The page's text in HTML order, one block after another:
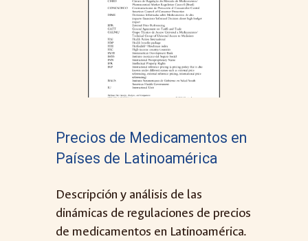
Precios de Medicamentos en
Países de Latinoamérica
Descripción y análisis de las
dinámicas de regulaciones de precios
de medicamentos en Latinoamérica.